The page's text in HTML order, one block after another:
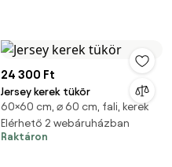
24 300 Ft
Jersey kerek tükör
60×60 cm, ⌀ 60 cm, fali, kerek
Elérhető 2 webáruházban
Raktáron